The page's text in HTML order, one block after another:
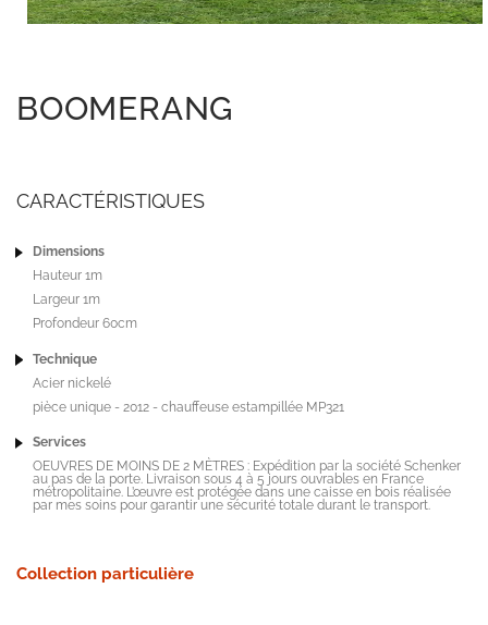
BOOMERANG
CARACTÉRISTIQUES
Dimensions
Hauteur 1m
Largeur 1m
Profondeur 60cm
Technique
Acier nickelé
pièce unique - 2012 - chauffeuse estampillée MP321
Services
OEUVRES DE MOINS DE 2 MÈTRES : Expédition par la société Schenker
au pas de la porte. Livraison sous 4 à 5 jours ouvrables en France
métropolitaine. L’œuvre est protégée dans une caisse en bois réalisée
par mes soins pour garantir une sécurité totale durant le transport.
Collection particulière